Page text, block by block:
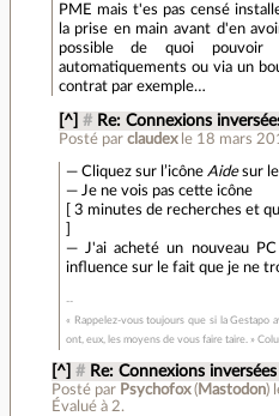
PME mais t'es pas censé
la prise en main avant d'en
possible de quoi
automatiquements ou via un
contrat par exemple…
[^] # Re: Connexions
Posté par claudex le 18 mars
— Cliquez sur l’icône Aidesur le
— Je ne vois pas cette icône
[ 3 minutes de recherches et
— J'ai acheté un nouveau
influence sur le fait que je ne
« Rappelez-vous toujours que si la Gestapo
ont, eux, les moyens de vous faire taire. »
[^] # Re: Connexions inversées
Posté par Psychofox(Mastodon)
Évalué à 2.